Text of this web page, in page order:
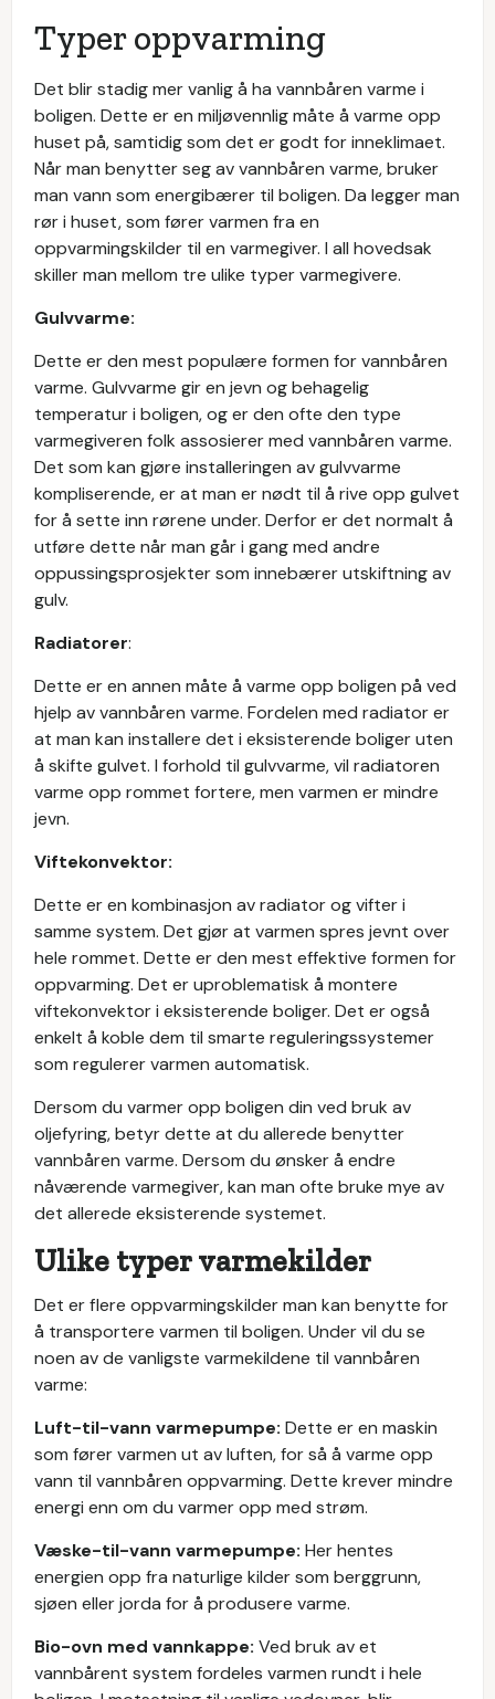
Typer oppvarming
Det blir stadig mer vanlig å ha vannbåren varme i
boligen. Dette er en miljøvennlig måte å varme opp
huset på, samtidig som det er godt for inneklimaet.
Når man benytter seg av vannbåren varme, bruker
man vann som energibærer til boligen. Da legger man
rør i huset, som fører varmen fra en
oppvarmingskilder til en varmegiver. I all hovedsak
skiller man mellom tre ulike typer varmegivere.
Gulvvarme:
Dette er den mest populære formen for vannbåren
varme. Gulvvarme gir en jevn og behagelig
temperatur i boligen, og er den ofte den type
varmegiveren folk assosierer med vannbåren varme.
Det som kan gjøre installeringen av gulvvarme
kompliserende, er at man er nødt til å rive opp gulvet
for å sette inn rørene under. Derfor er det normalt å
utføre dette når man går i gang med andre
oppussingsprosjekter som innebærer utskiftning av
gulv.
Radiatorer:
Dette er en annen måte å varme opp boligen på ved
hjelp av vannbåren varme. Fordelen med radiator er
at man kan installere det i eksisterende boliger uten
å skifte gulvet. I forhold til gulvvarme, vil radiatoren
varme opp rommet fortere, men varmen er mindre
jevn.
Viftekonvektor:
Dette er en kombinasjon av radiator og vifter i
samme system. Det gjør at varmen spres jevnt over
hele rommet. Dette er den mest effektive formen for
oppvarming. Det er uproblematisk å montere
viftekonvektor i eksisterende boliger. Det er også
enkelt å koble dem til smarte reguleringssystemer
som regulerer varmen automatisk.
Dersom du varmer opp boligen din ved bruk av
oljefyring, betyr dette at du allerede benytter
vannbåren varme. Dersom du ønsker å endre
nåværende varmegiver, kan man ofte bruke mye av
det allerede eksisterende systemet.
Ulike typer varmekilder
Det er flere oppvarmingskilder man kan benytte for
å transportere varmen til boligen. Under vil du se
noen av de vanligste varmekildene til vannbåren
varme:
Luft-til-vann varmepumpe: Dette er en maskin
som fører varmen ut av luften, for så å varme opp
vann til vannbåren oppvarming. Dette krever mindre
energi enn om du varmer opp med strøm.
Væske-til-vann varmepumpe: Her hentes
energien opp fra naturlige kilder som berggrunn,
sjøen eller jorda for å produsere varme.
Bio-ovn med vannkappe: Ved bruk av et
vannbårent system fordeles varmen rundt i hele